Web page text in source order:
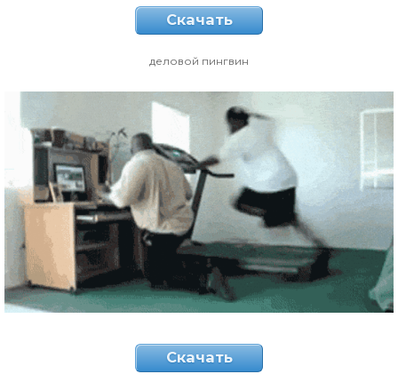
Скачать
деловой пингвин
Скачать